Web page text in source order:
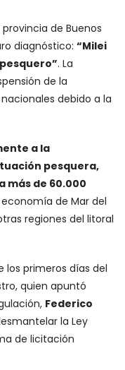
de Buenos
diagnóstico:“Milei
. La
de la
debido a la
a la
pesquera,
más de 60.000
de Mar del
regiones del litoral
los primeros días del
quien apuntó
Federico
la Ley
de licitación